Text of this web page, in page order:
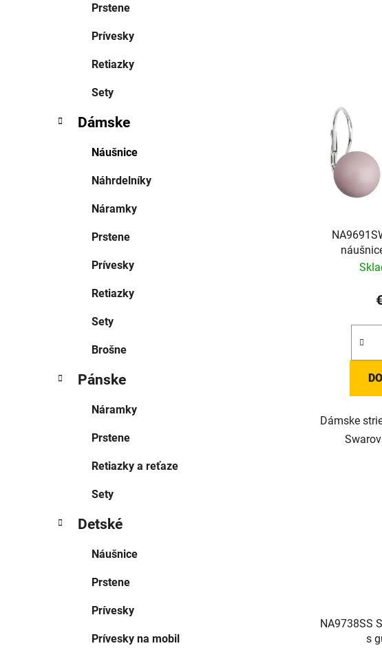
Prstene
Prívesky
Retiazky
Sety
Dámske
Náušnice
Náhrdelníky
Náramky
Prstene
Prívesky
Retiazky
Sety
Brošne
Pánske
Náramky
Prstene
Retiazky a reťaze
Sety
Detské
Náušnice
Prstene
Prívesky
Prívesky na mobil
Dámske
NA9738SS
s